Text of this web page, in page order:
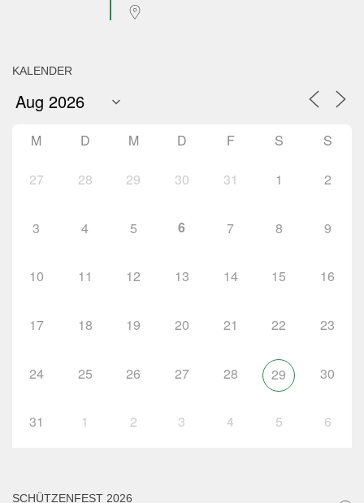
KALENDER
M D M D F S S
27 28 29 30 31 1 2
3 4 5 6 7 8 9
10 11 12 13 14 15 16
17 18 19 20 21 22 23
24 25 26 27 28 29 30
31 1 2 3 4 5 6
SCHÜTZENFEST 2026